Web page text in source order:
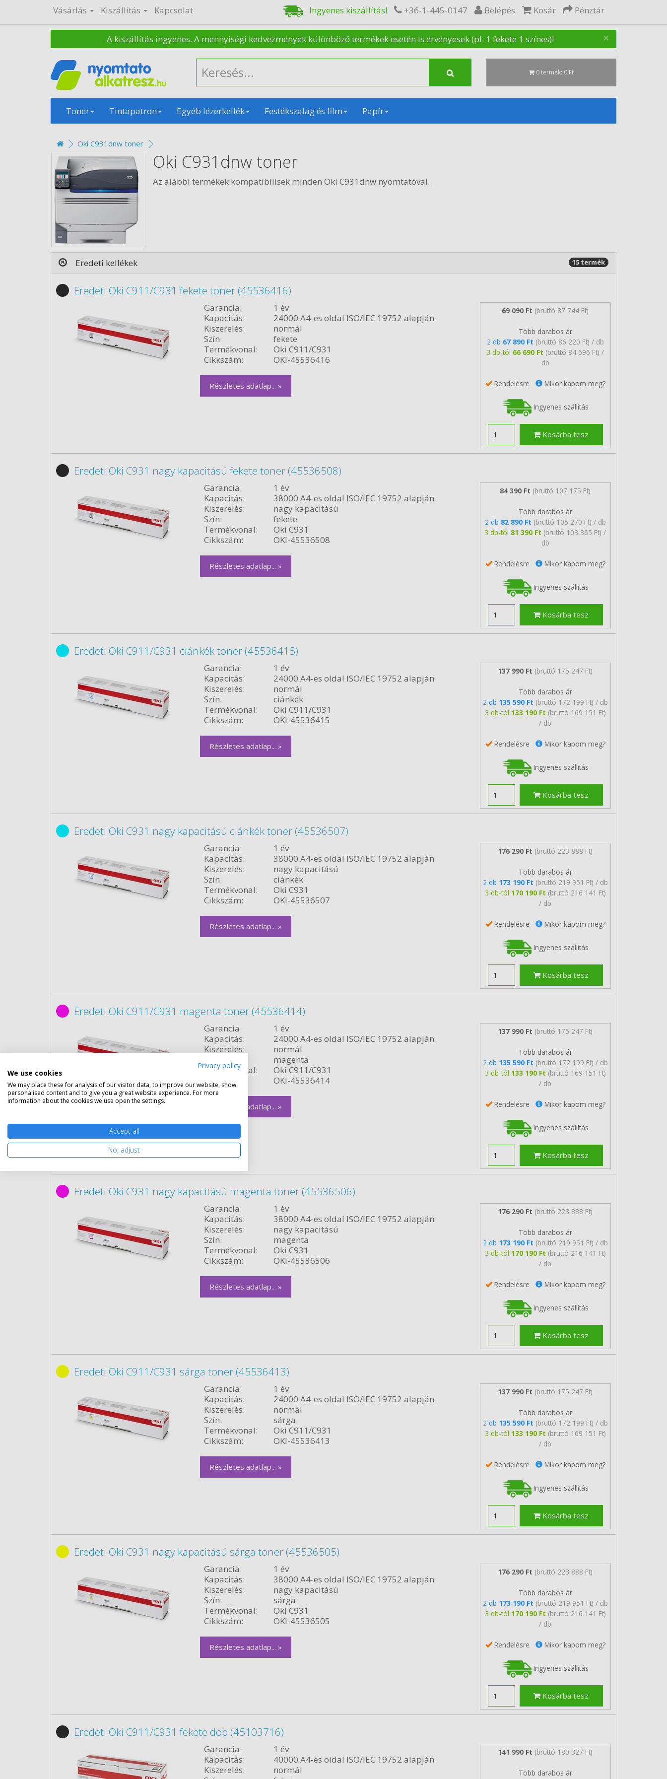
Vásárlás Kiszállítás Kapcsolat Ingyenes kiszállítás! +36-1-445-0147 Belépés Kosár Pénztár
×
A kiszállítás ingyenes. A mennyiségi kedvezmények különböző termékek esetén is érvényesek (pl. 1 fekete 1 színes)!
0 termék: 0 Ft
Toner Tintapatron Egyéb lézerkellék Festékszalag és film Papír
Oki C931dnw toner
Oki C931dnw toner
Az alábbi termékek kompatibilisek minden Oki C931dnw nyomtatóval.
Eredeti kellékek 15 termék
Eredeti Oki C911/C931 fekete toner (45536416)
Garancia:
1 év
Kapacitás:
24000 A4-es oldal ISO/IEC 19752 alapján
Kiszerelés:
normál
Szín:
fekete
Termékvonal:
Oki C911/C931
Cikkszám:
OKI-45536416
Részletes adatlap... »
69 090 Ft (bruttó 87 744 Ft)
Több darabos ár
2 db 67 890 Ft (bruttó 86 220 Ft) / db
3 db-tól 66 690 Ft (bruttó 84 696 Ft) /
db
Rendelésre Mikor kapom meg?
Ingyenes szállítás
Kosárba tesz
Eredeti Oki C931 nagy kapacitású fekete toner (45536508)
Garancia:
1 év
Kapacitás:
38000 A4-es oldal ISO/IEC 19752 alapján
Kiszerelés:
nagy kapacitású
Szín:
fekete
Termékvonal:
Oki C931
Cikkszám:
OKI-45536508
Részletes adatlap... »
84 390 Ft (bruttó 107 175 Ft)
Több darabos ár
2 db 82 890 Ft (bruttó 105 270 Ft) / db
3 db-tól 81 390 Ft (bruttó 103 365 Ft) /
db
Rendelésre Mikor kapom meg?
Ingyenes szállítás
Kosárba tesz
Eredeti Oki C911/C931 ciánkék toner (45536415)
Garancia:
1 év
Kapacitás:
24000 A4-es oldal ISO/IEC 19752 alapján
Kiszerelés:
normál
Szín:
ciánkék
Termékvonal:
Oki C911/C931
Cikkszám:
OKI-45536415
Részletes adatlap... »
137 990 Ft (bruttó 175 247 Ft)
Több darabos ár
2 db 135 590 Ft (bruttó 172 199 Ft) / db
3 db-tól 133 190 Ft (bruttó 169 151 Ft)
/ db
Rendelésre Mikor kapom meg?
Ingyenes szállítás
Kosárba tesz
Eredeti Oki C931 nagy kapacitású ciánkék toner (45536507)
Garancia:
1 év
Kapacitás:
38000 A4-es oldal ISO/IEC 19752 alapján
Kiszerelés:
nagy kapacitású
Szín:
ciánkék
Termékvonal:
Oki C931
Cikkszám:
OKI-45536507
Részletes adatlap... »
176 290 Ft (bruttó 223 888 Ft)
Több darabos ár
2 db 173 190 Ft (bruttó 219 951 Ft) / db
3 db-tól 170 190 Ft (bruttó 216 141 Ft)
/ db
Rendelésre Mikor kapom meg?
Ingyenes szállítás
Kosárba tesz
Eredeti Oki C911/C931 magenta toner (45536414)
Garancia:
1 év
Kapacitás:
24000 A4-es oldal ISO/IEC 19752 alapján
Kiszerelés:
normál
magenta
Termékvonal:
Oki C911/C931
Cikkszám:
OKI-45536414
Részletes adatlap... »
137 990 Ft (bruttó 175 247 Ft)
Több darabos ár
2 db 135 590 Ft (bruttó 172 199 Ft) / db
3 db-tól 133 190 Ft (bruttó 169 151 Ft)
/ db
Rendelésre Mikor kapom meg?
Ingyenes szállítás
Kosárba tesz
Eredeti Oki C931 nagy kapacitású magenta toner (45536506)
Garancia:
1 év
Kapacitás:
38000 A4-es oldal ISO/IEC 19752 alapján
Kiszerelés:
nagy kapacitású
Szín:
magenta
Termékvonal:
Oki C931
Cikkszám:
OKI-45536506
Részletes adatlap... »
176 290 Ft (bruttó 223 888 Ft)
Több darabos ár
2 db 173 190 Ft (bruttó 219 951 Ft) / db
3 db-tól 170 190 Ft (bruttó 216 141 Ft)
/ db
Rendelésre Mikor kapom meg?
Ingyenes szállítás
Kosárba tesz
Eredeti Oki C911/C931 sárga toner (45536413)
Garancia:
1 év
Kapacitás:
24000 A4-es oldal ISO/IEC 19752 alapján
Kiszerelés:
normál
Szín:
sárga
Termékvonal:
Oki C911/C931
Cikkszám:
OKI-45536413
Részletes adatlap... »
137 990 Ft (bruttó 175 247 Ft)
Több darabos ár
2 db 135 590 Ft (bruttó 172 199 Ft) / db
3 db-tól 133 190 Ft (bruttó 169 151 Ft)
/ db
Rendelésre Mikor kapom meg?
Ingyenes szállítás
Kosárba tesz
Eredeti Oki C931 nagy kapacitású sárga toner (45536505)
Garancia:
1 év
Kapacitás:
38000 A4-es oldal ISO/IEC 19752 alapján
Kiszerelés:
nagy kapacitású
Szín:
sárga
Termékvonal:
Oki C931
Cikkszám:
OKI-45536505
Részletes adatlap... »
176 290 Ft (bruttó 223 888 Ft)
Több darabos ár
2 db 173 190 Ft (bruttó 219 951 Ft) / db
3 db-tól 170 190 Ft (bruttó 216 141 Ft)
/ db
Rendelésre Mikor kapom meg?
Ingyenes szállítás
Kosárba tesz
Eredeti Oki C911/C931 fekete dob (45103716)
Garancia:
1 év
Kapacitás:
40000 A4-es oldal ISO/IEC 19752 alapján
Kiszerelés:
normál
141 990 Ft (bruttó 180 327 Ft)
Több darabos ár
Privacy policy
We use cookies
We may place these for analysis of our visitor data, to improve our website, show
personalised content and to give you a great website experience. For more
information about the cookies we use open the settings.
Accept all
No, adjust